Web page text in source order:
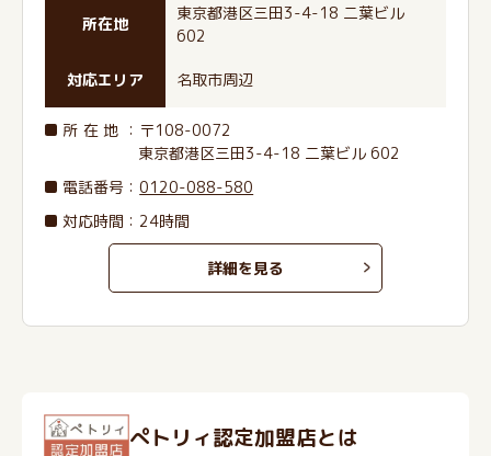
所在地
東京都港区三田3-4-18 二葉ビル
602
対応エリア 名取市周辺
所在地 ：〒108-0072
東京都港区三田3-4-18 二葉ビル 602
電話番号 ：0120-088-580
対応時間：24時間
詳細を見る
ぺトリィ認定加盟店とは